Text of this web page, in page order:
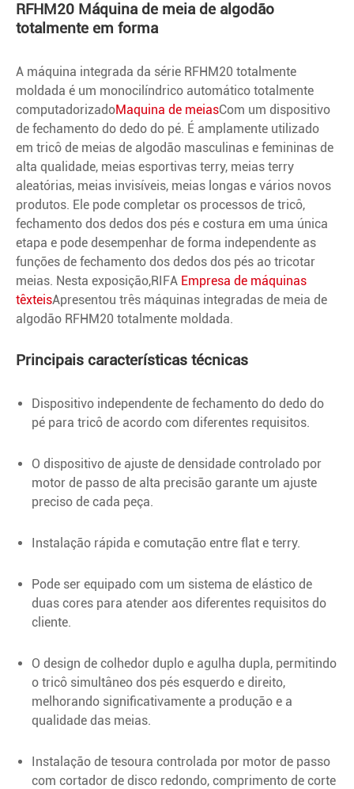
RFHM20 Máquina de meia de algodão
totalmente em forma
A máquina integrada da série RFHM20 totalmente
moldada é um monocilíndrico automático totalmente
computadorizadoMaquina de meiasCom um dispositivo
de fechamento do dedo do pé. É amplamente utilizado
em tricô de meias de algodão masculinas e femininas de
alta qualidade, meias esportivas terry, meias terry
aleatórias, meias invisíveis, meias longas e vários novos
produtos. Ele pode completar os processos de tricô,
fechamento dos dedos dos pés e costura em uma única
etapa e pode desempenhar de forma independente as
funções de fechamento dos dedos dos pés ao tricotar
meias. Nesta exposição,RIFA Empresa de máquinas
têxteisApresentou três máquinas integradas de meia de
algodão RFHM20 totalmente moldada.
Principais características técnicas
Dispositivo independente de fechamento do dedo do
pé para tricô de acordo com diferentes requisitos.
O dispositivo de ajuste de densidade controlado por
motor de passo de alta precisão garante um ajuste
preciso de cada peça.
Instalação rápida e comutação entre flat e terry.
Pode ser equipado com um sistema de elástico de
duas cores para atender aos diferentes requisitos do
cliente.
O design de colhedor duplo e agulha dupla, permitindo
o tricô simultâneo dos pés esquerdo e direito,
melhorando significativamente a produção e a
qualidade das meias.
Instalação de tesoura controlada por motor de passo
com cortador de disco redondo, comprimento de corte